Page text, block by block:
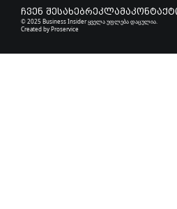
ჩვენ შესახებრეკლამა
© 2025 Business Insider ყველა უფლება დაცულია.
Created byProservice